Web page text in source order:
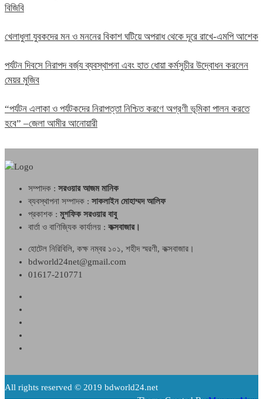
বিজিবি
খেলাধুলা যুবকদের মন ও মননের বিকাশ ঘটিয়ে অপরাধ থেকে দূরে রাখে-এমপি আশেক
পর্যটন দিবসে নিরাপদ বর্জ্য ব্যবস্থাপনা এবং হাত ধোয়া কর্মসুচীর উদ্বোধন করলেন
মেয়র মুজিব
“পর্যটন এলাকা ও পর্যটকদের নিরাপত্তা নিশ্চিত করণে অগ্রণী ভূমিকা পালন করতে
হবে” –জেলা আমীর আনোয়ারী
সম্পাদক : সরওয়ার আজম মানিক
ব্যবস্থাপনা সম্পাদক : সাকলাইন মোহাম্মদ আলিফ
প্রকাশক : মুশফিক সরওয়ার বাবু
বার্তা ও বাণিজ্যিক কার্যালয় : কক্সবাজার।
হোটেল নিরিবিলি, কক্ষ নম্বর ১০১, শহীদ স্মরণী, কক্সবাজার।
bdworld24net@gmail.com
01617-210771
All rights reserved © 2019 bdworld24.net